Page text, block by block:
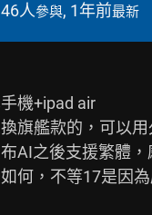
人參與, 1年前最新
機+ipad air
旗艦款的，可以
AI之後支援繁體
何，不等17是因